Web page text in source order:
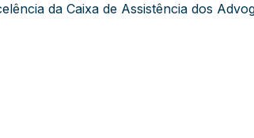
da Caixa de Assistência dos